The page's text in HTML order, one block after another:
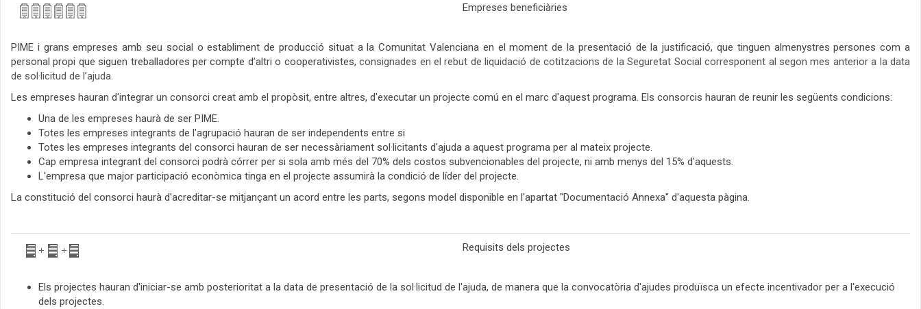
Empreses beneficiàries
PIME i grans empreses amb seu social o establiment de producció situat a la Comunitat Valenciana en el moment de la presentació de la justificació, que tinguen almenystres persones com a
personal propi que siguen treballadores per compte d’altri o cooperativistes, consignades en el rebut de liquidació de cotitzacions de la Seguretat Social corresponent al segon mes anterior a la data
de sol·licitud de l’ajuda.
Les empreses hauran d'integrar un consorci creat amb el propòsit, entre altres, d'executar un projecte comú en el marc d'aquest programa. Els consorcis hauran de reunir les següents condicions:
Una de les empreses haurà de ser PIME.
Totes les empreses integrants de l'agrupació hauran de ser independents entre si
Totes les empreses integrants del consorci hauran de ser necessàriament sol·licitants d'ajuda a aquest programa per al mateix projecte.
Cap empresa integrant del consorci podrà córrer per si sola amb més del 70% dels costos subvencionables del projecte, ni amb menys del 15% d'aquests.
L'empresa que major participació econòmica tinga en el projecte assumirà la condició de líder del projecte.
La constitució del consorci haurà d'acreditar-se mitjançant un acord entre les parts, segons model disponible en l'apartat "Documentació Annexa" d'aquesta pàgina.
Requisits dels projectes
Els projectes hauran d'iniciar-se amb posterioritat a la data de presentació de la sol·licitud de l'ajuda, de manera que la convocatòria d'ajudes produïsca un efecte incentivador per a l'execució
dels projectes.